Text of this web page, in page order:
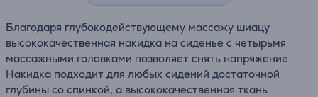
Благодаря глубокодействующему массажу шиацу
высококачественная накидка на сиденье с четырьмя
массажными головками позволяет снять напряжение.
Накидка подходит для любых сидений достаточной
глубины со спинкой, а высококачественная ткань